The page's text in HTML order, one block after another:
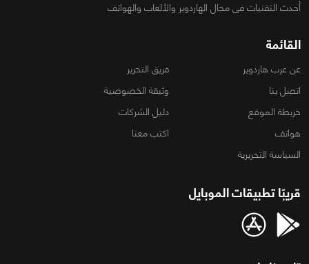
أحدث التقنيات فى مجال الهاردوير والألعاب والهواتف
القائمة
عن عرب هاردوير
فريق التحرير
اتصل بنا
وثيقة الخصوصية
خريطة الموقع
دليل الشركات
هواتف
اكتب معنا
السياسة التحريرية
قريبًا تطبيقات الموبايل